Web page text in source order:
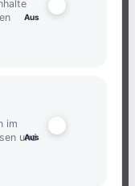
im
und